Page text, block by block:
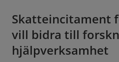
Skatteincitament
vill bidra till
hjälpverksamhet